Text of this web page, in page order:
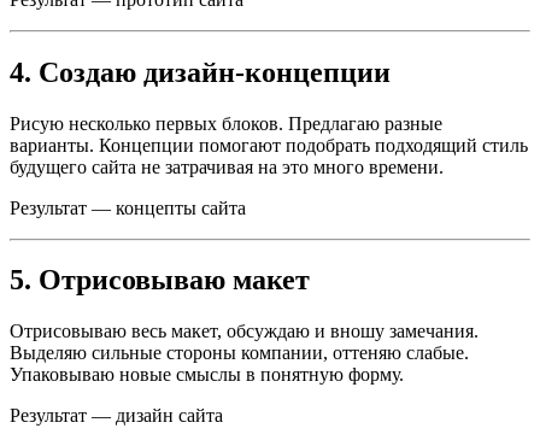
4. Создаю дизайн-концепции
Рисую несколько первых блоков. Предлагаю разные
варианты. Концепции помогают подобрать подходящий стиль
будущего сайта не затрачивая на это много времени.
Результат — концепты сайта
5. Отрисовываю макет
Отрисовываю весь макет, обсуждаю и вношу замечания.
Выделяю сильные стороны компании, оттеняю слабые.
Упаковываю новые смыслы в понятную форму.
Результат — дизайн сайта